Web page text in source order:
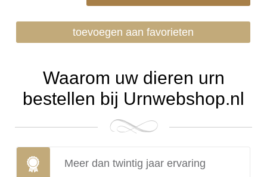
toevoegen aan favorieten
Waarom uw dieren urn
bestellen bij Urnwebshop.nl
Meer dan twintig jaar ervaring